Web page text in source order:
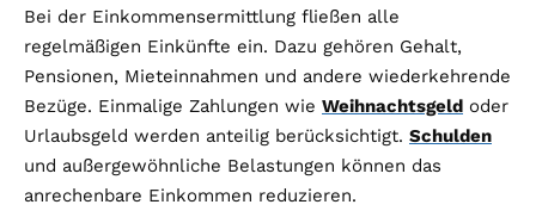
Bei der Einkommensermittlung fließen alle
regelmäßigen Einkünfte ein. Dazu gehören Gehalt,
Pensionen, Mieteinnahmen und andere wiederkehrende
Bezüge. Einmalige Zahlungen wie Weihnachtsgeld oder
Urlaubsgeld werden anteilig berücksichtigt. Schulden
und außergewöhnliche Belastungen können das
anrechenbare Einkommen reduzieren.